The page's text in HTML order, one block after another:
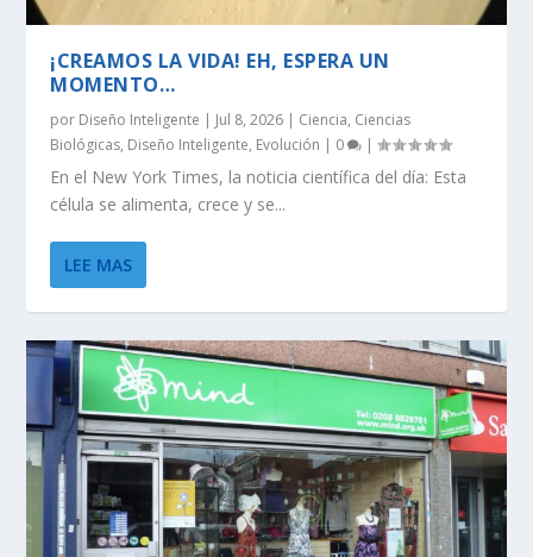
SEGÚN RICHARD DAWKINS, EL ÁRBOL DE LA
VIDA TIENE U...
DAWKINS Y EL DÍA DE DARWIN:
DISTINGUIENDO LA REALI...
EVOLUCIÓN DE LA INFORMACIÓN BIOLÓGICA:
LA DEFINICI...
LA VIDA ES LO MÁS ANTINATURAL DEL
UNIVERSO.
¡CREAMOS LA VIDA! EH, ESPERA UN
MOMENTO…
¡CREAMOS LA VIDA! EH, ESPERA UN
MOMENTO…
por Diseño Inteligente | Jul 8, 2026 | Ciencia, Ciencias
Biológicas, Diseño Inteligente, Evolución | 0 |
En el New York Times, la noticia científica del día: Esta
célula se alimenta, crece y se...
LEE MAS